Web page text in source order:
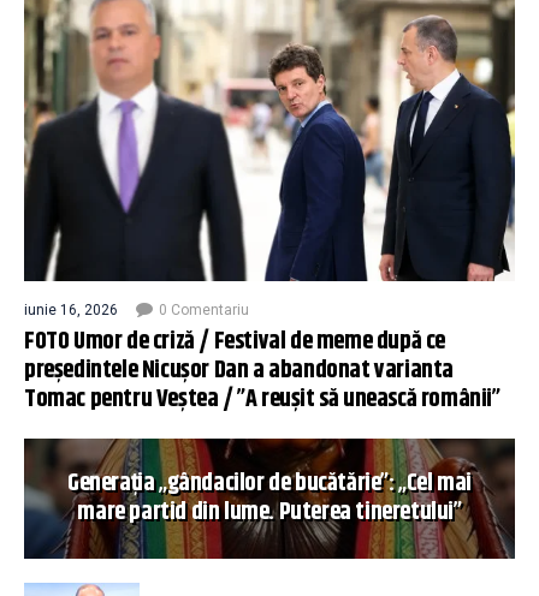
iunie 16, 2026 0 Comentariu
FOTO Umor de criză / Festival de meme după ce
președintele Nicușor Dan a abandonat varianta
Tomac pentru Veștea / ”A reușit să unească românii”
Generația „gândacilor de bucătărie”: „Cel mai
mare partid din lume. Puterea tineretului”